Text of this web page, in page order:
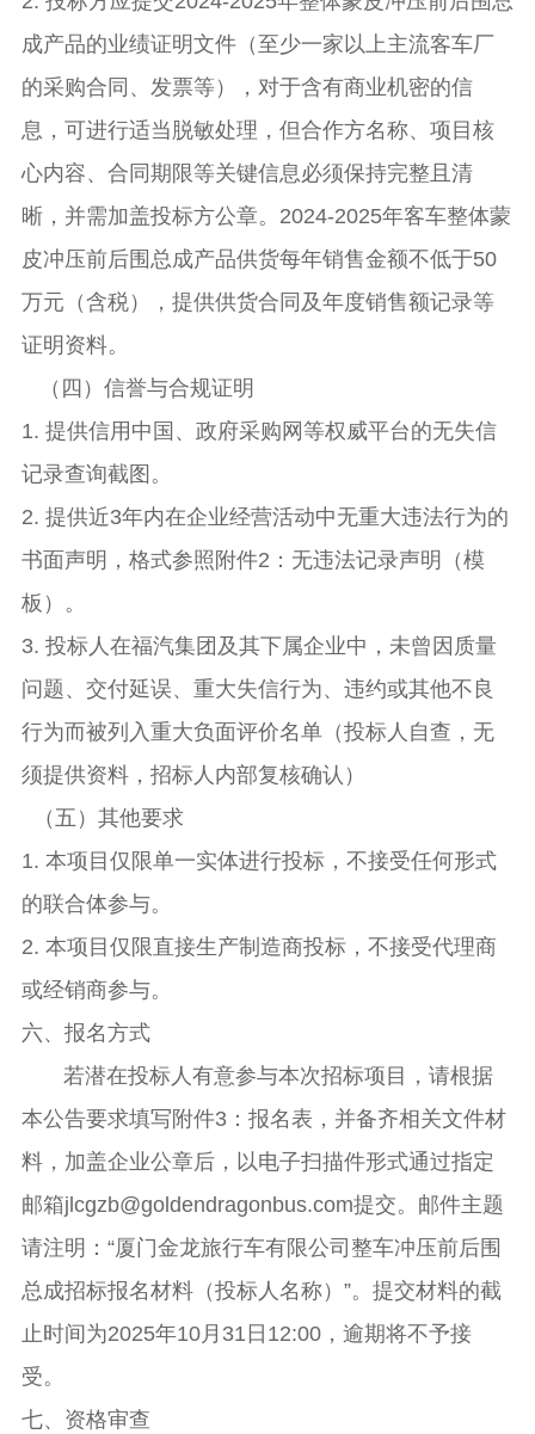
成产品的业绩证明文件（至少一家以上主流客车厂
的采购合同、发票等），对于含有商业机密的信
息，可进行适当脱敏处理，但合作方名称、项目核
心内容、合同期限等关键信息必须保持完整且清
晰，并需加盖投标方公章。2024-2025年客车整体蒙
皮冲压前后围总成产品供货每年销售金额不低于50
万元（含税），提供供货合同及年度销售额记录等
证明资料。
（四）信誉与合规证明
1. 提供信用中国、政府采购网等权威平台的无失信
记录查询截图。
2. 提供近3年内在企业经营活动中无重大违法行为的
书面声明，格式参照附件2：无违法记录声明（模
板）。
3. 投标人在福汽集团及其下属企业中，未曾因质量
问题、交付延误、重大失信行为、违约或其他不良
行为而被列入重大负面评价名单（投标人自查，无
须提供资料，招标人内部复核确认）
（五）其他要求
1. 本项目仅限单一实体进行投标，不接受任何形式
的联合体参与。
2. 本项目仅限直接生产制造商投标，不接受代理商
或经销商参与。
六、报名方式
若潜在投标人有意参与本次招标项目，请根据
本公告要求填写附件3：报名表，并备齐相关文件材
料，加盖企业公章后，以电子扫描件形式通过指定
邮箱jlcgzb@goldendragonbus.com提交。邮件主题
请注明：“厦门金龙旅行车有限公司整车冲压前后围
总成招标报名材料（投标人名称）”。提交材料的截
止时间为2025年10月31日12:00，逾期将不予接
受。
七、资格审查